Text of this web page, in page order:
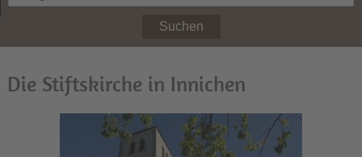
Suchen
Die Stiftskirche in Innichen